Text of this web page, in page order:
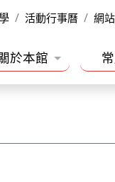
活動行事曆 網
於本館